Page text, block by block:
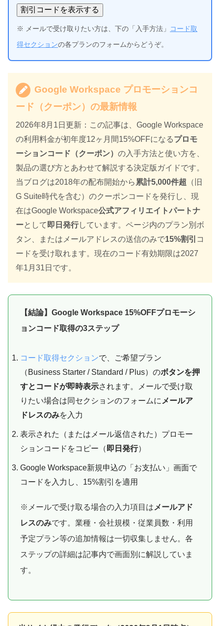
割引コードを表示する
※ メールで受け取りたい方は、下の「入手方法」
コード取
得セクションの各プランのフォームからどうぞ。
Google Workspace プロモーションコ
ード（クーポン）の最新情報
2026年8月1日 更新：この記事は、Google Workspace
の利用料金が初年度12ヶ月間15%OFFになるプロモ
ーションコード（クーポン） の入手方法と使い方を、
製品の選び方とあわせて解説する決定版ガイドです。
当ブログは2018年の配布開始から 累計5,000件超 （旧
G Suite時代を含む）のクーポンコードを発行し、現
在はGoogle Workspace公式アフィリエイトパートナ
ーとして 即日発行しています。ページ内のプラン別ボ
タン、またはメールアドレスの送信のみで15%割引 コ
ードを受け取れます。現在のコード有効期限は2027
年1月31日 です。
【結論】Google Workspace 15%OFFプロモーシ
ョンコード取得の3ステップ
コード取得セクションで、ご希望プラン
（Business Starter / Standard / Plus）のボタンを押
すとコードが即時表示されます。メールで受け取
りたい場合は同セクションのフォームに メールア
ドレスのみを入力
表示された（またはメール返信された）プロモー
ションコードをコピー（ 即日発行）
Google Workspace新規申込の「お支払い」画面で
コードを入力し、15%割引を適用
※メールで受け取る場合の入力項目は メールアド
レスのみです。業種・会社規模・従業員数・利用
予定プラン等の追加情報は一切収集しません。各
ステップの詳細は記事内で画面別に解説していま
す。